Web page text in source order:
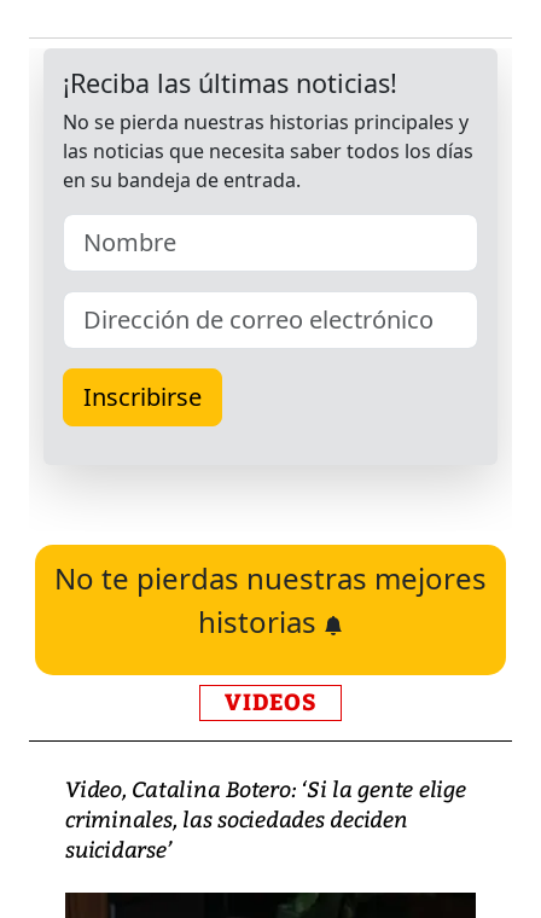
No te pierdas nuestras mejores
historias
VIDEOS
Video, Catalina Botero: ‘Si la gente elige
criminales, las sociedades deciden
suicidarse’